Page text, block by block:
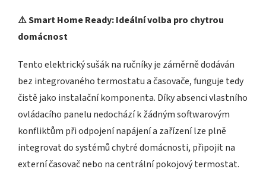
⚠️ Smart Home Ready: Ideální volba pro chytrou
domácnost
Tento elektrický sušák na ručníky je záměrně dodáván
bez integrovaného termostatu a časovače, funguje tedy
čistě jako instalační komponenta. Díky absenci vlastního
ovládacího panelu nedochází k žádným softwarovým
konfliktům při odpojení napájení a zařízení lze plně
integrovat do systémů chytré domácnosti, připojit na
externí časovač nebo na centrální pokojový termostat.